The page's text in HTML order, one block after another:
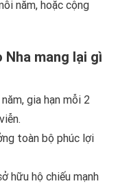
năm, hoặc cộng
mang lại gì
gia hạn mỗi 2
toàn bộ phúc lợi
hữu hộ chiếu mạnh